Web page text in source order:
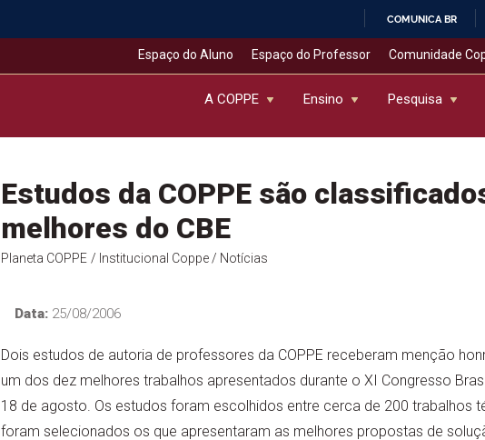
COMUNICA BR
Espaço do Aluno Espaço do Professor Comunidade
A COPPE Ensino Pesquisa
Estudos da COPPE são
melhores do CBE
Planeta COPPE / Institucional Coppe/ Notícias
Data:25/08/2006
Dois estudos de autoria de professores da COPPE receberam menção
um dos dez melhores trabalhos apresentados durante o XI Congresso
18 de agosto. Os estudos foram escolhidos entre cerca de 200 trabalhos
foram selecionados os que apresentaram as melhores propostas de